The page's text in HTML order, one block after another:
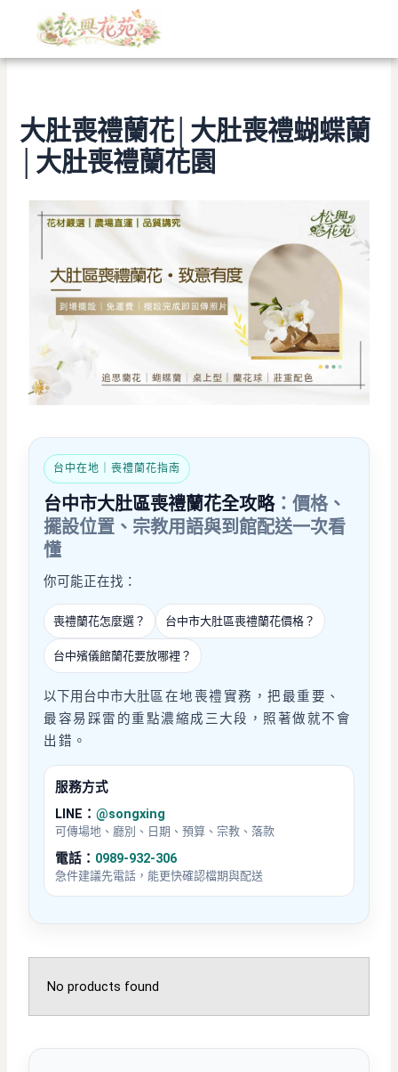
類
大肚喪禮蘭花│大肚喪禮蝴蝶蘭
│大肚喪禮蘭花園
台中在地｜喪禮蘭花指南
台中市大肚區喪禮蘭花全攻略：價格、
擺設位置、宗教用語與到館配送一次看
懂
你可能正在找：
喪禮蘭花怎麼選？ 台中市大肚區喪禮蘭花價格？
台中殯儀館蘭花要放哪裡？
以下用台中市大肚區在地喪禮實務，把最重要、
最容易踩雷的重點濃縮成三大段，照著做就不會
出錯。
服務方式
LINE：@songxing
可傳場地、廳別、日期、預算、宗教、落款
電話： 0989-932-306
急件建議先電話，能更快確認檔期與配送
No products found